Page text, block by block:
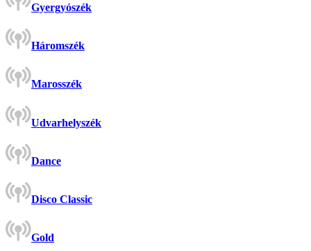
Gyergyószék
Háromszék
Marosszék
Udvarhelyszék
Dance
Disco Classic
Gold